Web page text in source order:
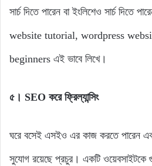
সার্চ দিতে পারেন বা ইংলিশেও সার্চ দিতে
website tutorial, wordpress
beginners এই ভাবে লিখে।
৫। SEO করে ফ্রিল্যান্সিং
ঘরে বসেই এসইও এর কাজ করতে পারেন
সুযোগ রয়েছে প্রচুর। একটি ওয়েবসাইটকে